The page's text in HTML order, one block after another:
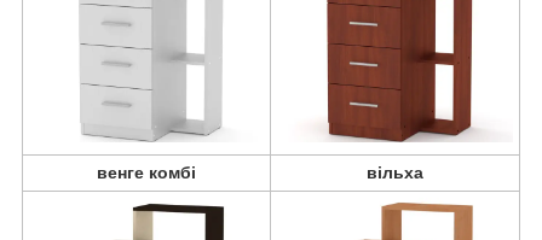
венге комбі вільха